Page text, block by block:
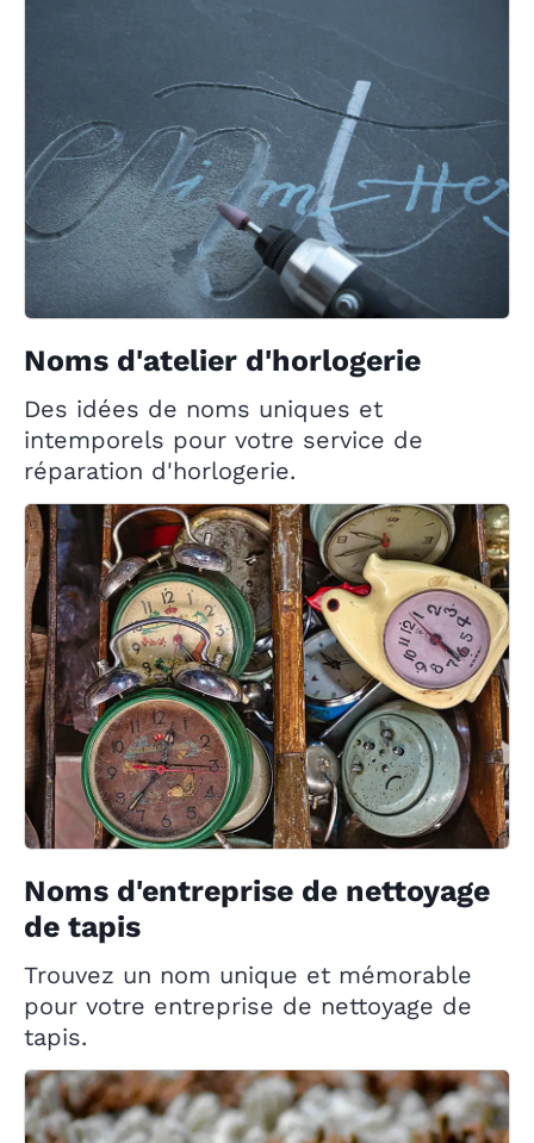
Noms d'atelier d'horlogerie
Des idées de noms uniques et
intemporels pour votre service de
réparation d'horlogerie.
Noms d'entreprise de nettoyage
de tapis
Trouvez un nom unique et mémorable
pour votre entreprise de nettoyage de
tapis.